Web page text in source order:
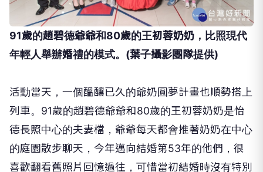
91歲的趙碧德爺爺和80歲的王初蓉奶奶，比照現代
年輕人舉辦婚禮的模式。(葉子攝影團隊提供)
活動當天，一個醞釀已久的爺奶圓夢計畫也順勢搭上
列車。91歲的趙碧德爺爺和80歲的王初蓉奶奶是怡
德長照中心的夫妻檔，爺爺每天都會推著奶奶在中心
的庭園散步聊天，今年邁向結婚第53年的他們，很
喜歡翻看舊照片回憶過往，可惜當初結婚時沒有特別